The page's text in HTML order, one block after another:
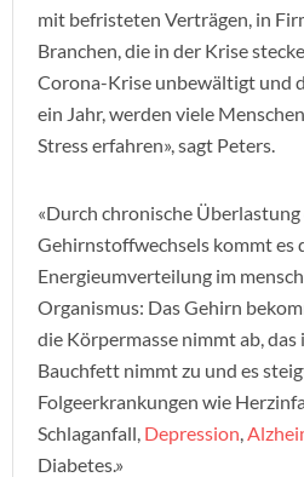
mit befristeten Verträgen, in
Branchen, die in der Krise
Corona-Krise unbewältigt und
ein Jahr, werden viele
Stress erfahren», sagt Peters.
«Durch chronische Überlastung
Gehirnstoffwechsels kommt es
Energieumverteilung im
Organismus: Das Gehirn
die Körpermasse nimmt ab, das
Bauchfett nimmt zu und es
Folgeerkrankungen wie
Schlaganfall, Depression,
Diabetes.»